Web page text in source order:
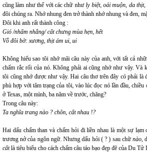
cũng làm như thế với các chữ nhưly biệt, oải muộn, da
đôi chúng ra. Nhớ nhung đen trở thành nhớ nhung và đen,
Đôi khi anh rất thành công :
Gió /nhấm nhẳng/ cất chưng mùa hẹn, hết
Vỗ đôi bờ: xương, thịt ám ui, ui
Không hiểu sao tôi nhớ mãi câu này của anh, với tất cả
chấm rắc rối của nó. Không phải ai cũng nhớ như vậy. Và
tôi cũng nhớ được như vậy. Hai câu thơ trên đây có phải là
phù hợp với tâm trạng của tôi, vào lúc đọc nó lần đầu,
ở Texas, một mình, ba năm về trước, chăng?
Trong câu này:
Ta nghĩa trang nào ? chôn, cất nhau !?
Hai dấu chấm than và chấm hỏi đi liền nhau là một sự lạm
trương nở của ngôn ngữ. Nhưng dấu hỏi ( ? ) sau chữ nào,
cấtlà tiêu biểu cho cách chấm câu táo bạo đẹp đẽ của Du Tử